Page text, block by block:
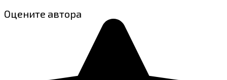
Оцените автора